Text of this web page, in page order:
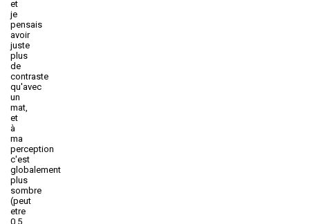
et
je
pensais
avoir
juste
plus
de
contraste
qu'avec
un
mat,
et
à
ma
perception
c'est
globalement
plus
sombre
(peut
etre
0,5